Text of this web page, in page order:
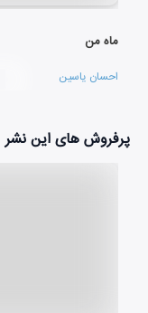
ماه من
احسان یاسین
پرفروش های این نشر